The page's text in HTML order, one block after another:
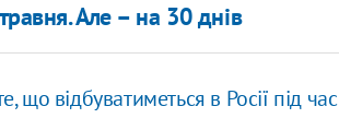
Але – на 30 днів
що відбуватиметься в Росії під час